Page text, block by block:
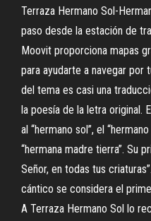
Terraza Hermano Sol-
paso desde la estación de
Moovit proporciona mapas
para ayudarte a navegar por
del tema es casi una
la poesía de la letra original.
al “hermano sol”, el
“hermana madre tierra”. Su
Señor, en todas tus
cántico se considera el
A Terraza Hermano Sol lo